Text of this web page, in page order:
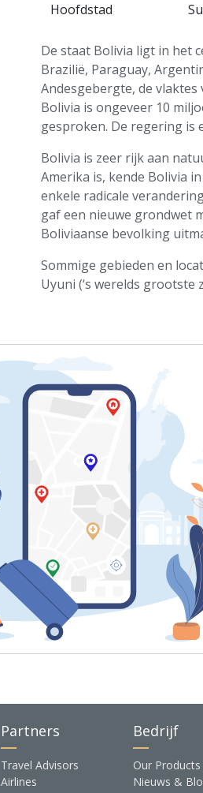
Hoofdstad
De staat Bolivia ligt in het
Brazilië, Paraguay,
Andesgebergte, de
Bolivia is ongeveer 10
gesproken. De regering is
Bolivia is zeer rijk aan
Amerika is, kende Bolivia
enkele radicale
gaf een nieuwe grondwet
Boliviaanse bevolking
Sommige gebieden en
Uyuni (‘s werelds
Partners
Travel Advisors
Airlines
Bedrijf
Our Products
Nieuws &